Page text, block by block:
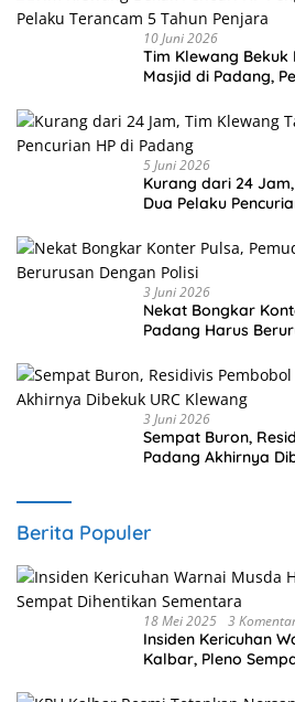
10 Juni 2026
Tim Klewang Bekuk
Masjid di Padang,
5 Juni 2026
Kurang dari 24
Dua Pelaku
3 Juni 2026
Nekat Bongkar
Padang Harus
3 Juni 2026
Sempat Buron,
Padang Akhirnya
Berita Populer
18 Mei 2025 3
Insiden Kericuhan
Kalbar, Pleno